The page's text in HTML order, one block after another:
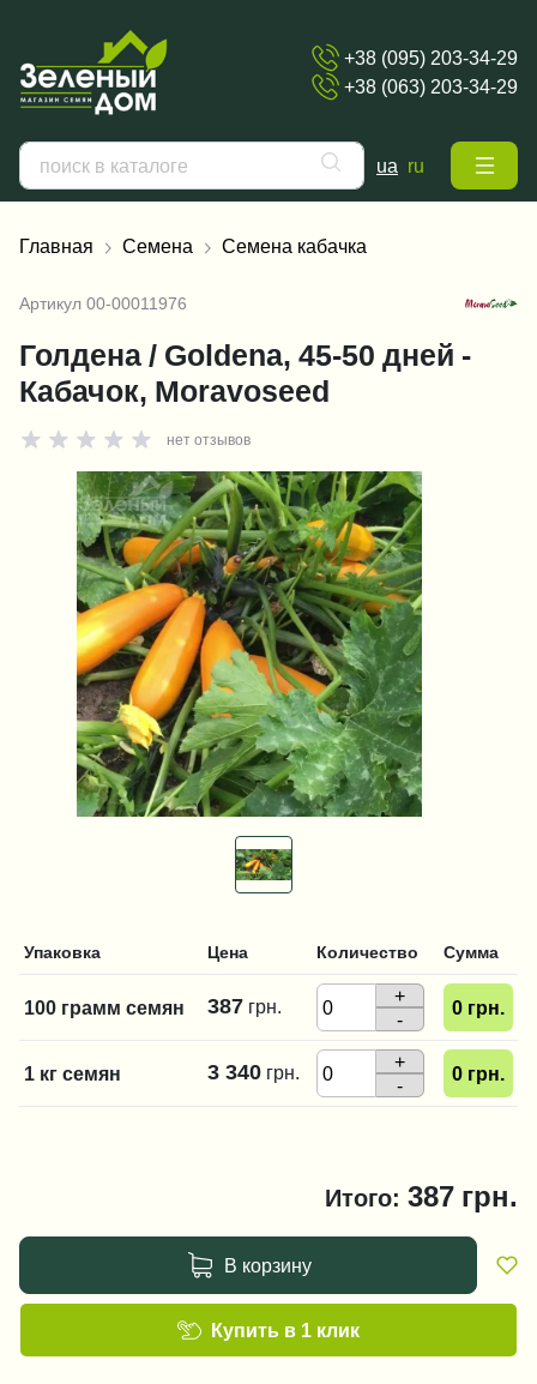
+38 (095) 203-34-29
+38 (063) 203-34-29
ua ru
Главная Семена Семена кабачка
Артикул 00-00011976
Голдена / Goldena, 45-50 дней -
Кабачок, Moravoseed
нет отзывов
Упаковка Цена Количество Сумма
100 грамм семян 387 грн.
+
-
0 грн.
1 кг семян 3 340 грн.
+
-
0 грн.
Итого: 387 грн.
В корзину
Купить в 1 клик